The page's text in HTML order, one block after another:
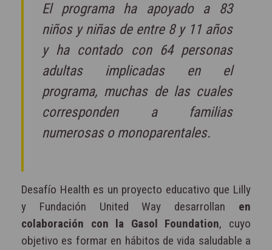
El programa ha apoyado a 83
niños y niñas de entre 8 y 11 años
y ha contado con 64 personas
adultas implicadas en el
programa, muchas de las cuales
corresponden a familias
numerosas o monoparentales.
Desafío Health es un proyecto educativo que Lilly
y Fundación United Way desarrollan en
colaboración con la Gasol Foundation, cuyo
objetivo es formar en hábitos de vida saludable a